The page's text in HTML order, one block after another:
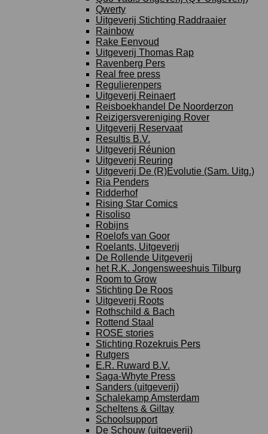
Qwerty
Uitgeverij Stichting Raddraaier
Rainbow
Rake Eenvoud
Uitgeverij Thomas Rap
Ravenberg Pers
Real free press
Regulierenpers
Uitgeverij Reinaert
Reisboekhandel De Noorderzon
Reizigersvereniging Rover
Uitgeverij Reservaat
Resultis B.V.
Uitgeverij Réunion
Uitgeverij Reuring
Uitgeverij De (R)Evolutie (Sam. Uitg.)
Ria Penders
Ridderhof
Rising Star Comics
Risoliso
Robijns
Roelofs van Goor
Roelants, Uitgeverij
De Rollende Uitgeverij
het R.K. Jongensweeshuis Tilburg
Room to Grow
Stichting De Roos
Uitgeverij Roots
Rothschild & Bach
Rottend Staal
ROSE stories
Stichting Rozekruis Pers
Rutgers
E.R. Ruward B.V.
Saga-Whyte Press
Sanders (uitgeverij)
Schalekamp Amsterdam
Scheltens & Giltay
Schoolsupport
De Schouw (uitgeverij)